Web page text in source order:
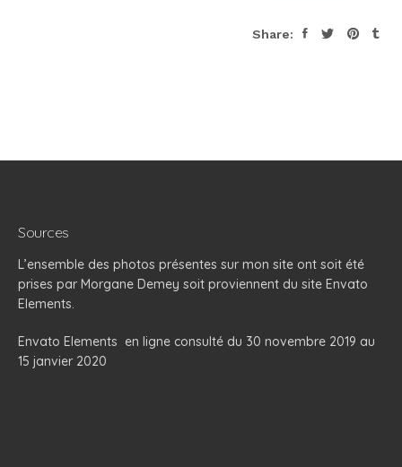
Share:
Sources
L’ensemble des photos présentes sur mon site ont soit été
prises par Morgane Demey soit proviennent du site Envato
Elements.
Envato Elements en ligne consulté du 30 novembre 2019 au
15 janvier 2020